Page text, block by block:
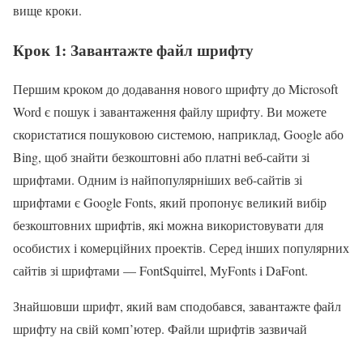
вище кроки.
Крок 1: Завантажте файл шрифту
Першим кроком до додавання нового шрифту до Microsoft
Word є пошук і завантаження файлу шрифту. Ви можете
скористатися пошуковою системою, наприклад, Google або
Bing, щоб знайти безкоштовні або платні веб-сайти зі
шрифтами. Одним із найпопулярніших веб-сайтів зі
шрифтами є Google Fonts, який пропонує великий вибір
безкоштовних шрифтів, які можна використовувати для
особистих і комерційних проектів. Серед інших популярних
сайтів зі шрифтами — FontSquirrel, MyFonts і DaFont.
Знайшовши шрифт, який вам сподобався, завантажте файл
шрифту на свій комп’ютер. Файли шрифтів зазвичай